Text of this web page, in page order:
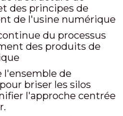
des principes de
de l'usine numérique
du processus
des produits de
l'ensemble de
briser les silos
l'approche centrée